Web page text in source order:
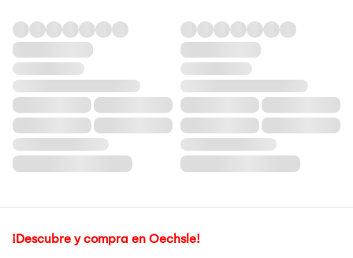
¡Descubre y compra en Oechsle!